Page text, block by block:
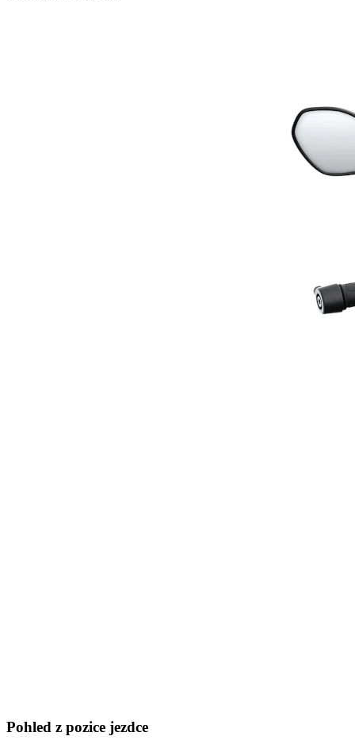
Pohled z pozice jezdce